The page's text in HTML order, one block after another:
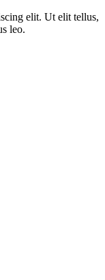
elit. Ut elit tellus,
leo.